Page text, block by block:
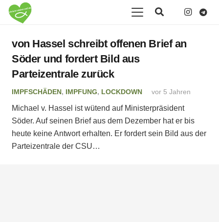
von Hassel schreibt offenen Brief an
Söder und fordert Bild aus
Parteizentrale zurück
IMPFSCHÄDEN, IMPFUNG, LOCKDOWN vor 5 Jahren
Michael v. Hassel ist wütend auf Ministerpräsident
Söder. Auf seinen Brief aus dem Dezember hat er bis
heute keine Antwort erhalten. Er fordert sein Bild aus der
Parteizentrale der CSU…